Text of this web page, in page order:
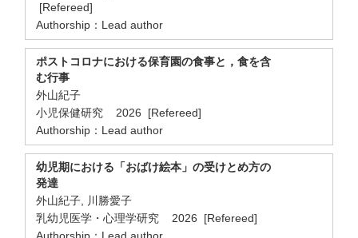
[Refereed]
Authorship：Lead author
ポストコロナにおける保育園の食事と，食を含
む行事
外山紀子
小児保健研究 2026 [Refereed]
Authorship：Lead author
幼児期における「おばけ絵本」の受けとめ方の
発達
外山紀子, 川勝愛子
乳幼児医学・心理学研究 2026 [Refereed]